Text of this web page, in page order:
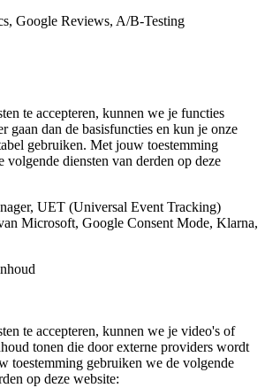
Google Reviews, A/B-Testing
te accepteren, kunnen we je functies
gaan dan de basisfuncties en kun je onze
gebruiken. Met jouw toestemming
volgende diensten van derden op deze
UET (Universal Event Tracking)
Microsoft, Google Consent Mode, Klarna,
te accepteren, kunnen we je video's of
tonen die door externe providers wordt
toestemming gebruiken we de volgende
op deze website: